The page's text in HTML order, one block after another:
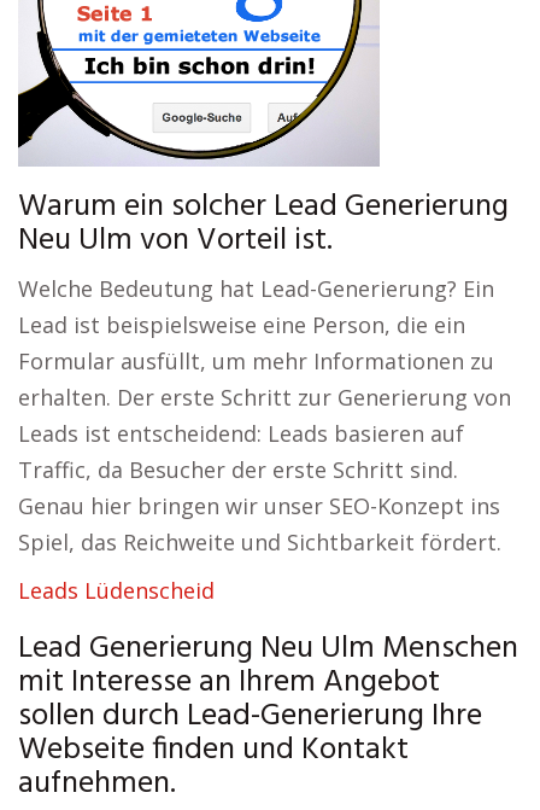
Warum ein solcher Lead Generierung
Neu Ulm von Vorteil ist.
Welche Bedeutung hat Lead-Generierung? Ein
Lead ist beispielsweise eine Person, die ein
Formular ausfüllt, um mehr Informationen zu
erhalten. Der erste Schritt zur Generierung von
Leads ist entscheidend: Leads basieren auf
Traffic, da Besucher der erste Schritt sind.
Genau hier bringen wir unser SEO-Konzept ins
Spiel, das Reichweite und Sichtbarkeit fördert.
Leads Lüdenscheid
Lead Generierung Neu Ulm Menschen
mit Interesse an Ihrem Angebot
sollen durch Lead-Generierung Ihre
Webseite finden und Kontakt
aufnehmen.